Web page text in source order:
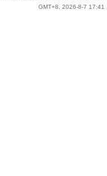
GMT+8, 2026-8-7 17:41